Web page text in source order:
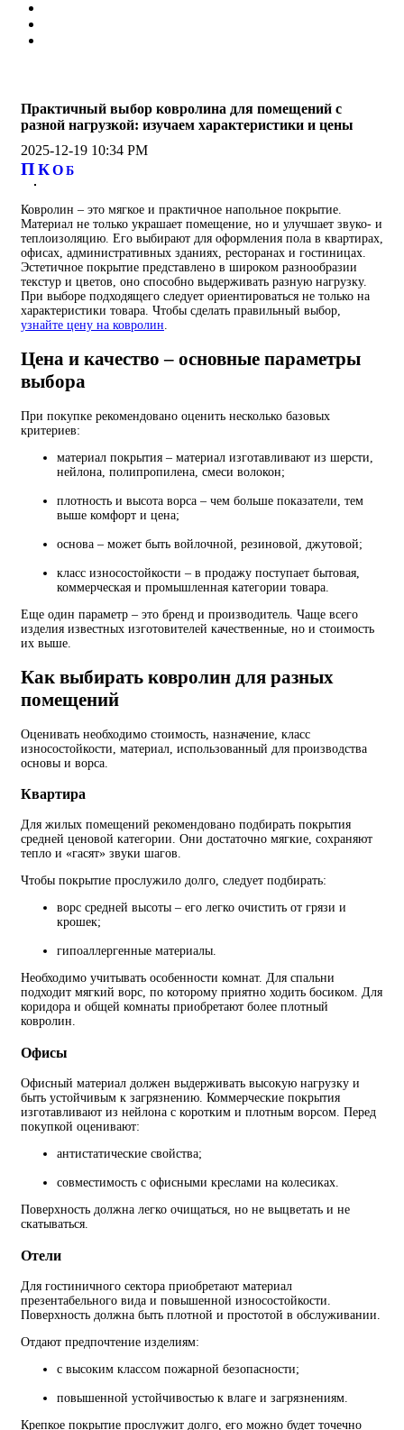
Практичный выбор ковролина для помещений с
разной нагрузкой: изучаем характеристики и цены
2025-12-19 10:34 PM
ПКО Б
Ковролин – это мягкое и практичное напольное покрытие.
Материал не только украшает помещение, но и улучшает звуко- и
теплоизоляцию. Его выбирают для оформления пола в квартирах,
офисах, административных зданиях, ресторанах и гостиницах.
Эстетичное покрытие представлено в широком разнообразии
текстур и цветов, оно способно выдерживать разную нагрузку.
При выборе подходящего следует ориентироваться не только на
характеристики товара. Чтобы сделать правильный выбор,
узнайте цену на ковролин.
Цена и качество – основные параметры
выбора
При покупке рекомендовано оценить несколько базовых
критериев:
материал покрытия – материал изготавливают из шерсти,
нейлона, полипропилена, смеси волокон;
плотность и высота ворса – чем больше показатели, тем
выше комфорт и цена;
основа – может быть войлочной, резиновой, джутовой;
класс износостойкости – в продажу поступает бытовая,
коммерческая и промышленная категории товара.
Еще один параметр – это бренд и производитель. Чаще всего
изделия известных изготовителей качественные, но и стоимость
их выше.
Как выбирать ковролин для разных
помещений
Оценивать необходимо стоимость, назначение, класс
износостойкости, материал, использованный для производства
основы и ворса.
Квартира
Для жилых помещений рекомендовано подбирать покрытия
средней ценовой категории. Они достаточно мягкие, сохраняют
тепло и «гасят» звуки шагов.
Чтобы покрытие прослужило долго, следует подбирать:
ворс средней высоты – его легко очистить от грязи и
крошек;
гипоаллергенные материалы.
Необходимо учитывать особенности комнат. Для спальни
подходит мягкий ворс, по которому приятно ходить босиком. Для
коридора и общей комнаты приобретают более плотный
ковролин.
Офисы
Офисный материал должен выдерживать высокую нагрузку и
быть устойчивым к загрязнению. Коммерческие покрытия
изготавливают из нейлона с коротким и плотным ворсом. Перед
покупкой оценивают:
антистатические свойства;
совместимость с офисными креслами на колесиках.
Поверхность должна легко очищаться, но не выцветать и не
скатываться.
Отели
Для гостиничного сектора приобретают материал
презентабельного вида и повышенной износостойкости.
Поверхность должна быть плотной и простотой в обслуживании.
Отдают предпочтение изделиям:
с высоким классом пожарной безопасности;
повышенной устойчивостью к влаге и загрязнениям.
Крепкое покрытие прослужит долго, его можно будет точечно